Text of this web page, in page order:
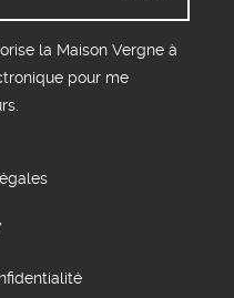
la Maison Vergne à
pour me